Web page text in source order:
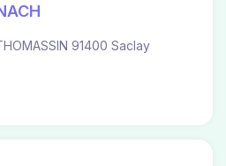
91400 Saclay